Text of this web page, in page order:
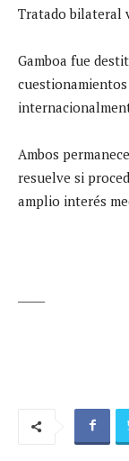
Tratado bilateral
Gamboa fue
Ambos
resuelve si
amplio interés